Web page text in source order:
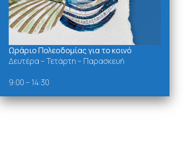
Ωράριο Πολεοδομίας για το κοινό
Δευτέρα – Τετάρτη – Παρασκευή
9:00 – 14:30